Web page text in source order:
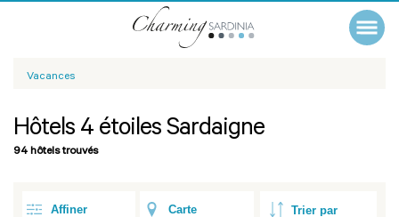
Vacances
Hôtels 4 étoiles Sardaigne
94 hôtels trouvés
Affiner Carte